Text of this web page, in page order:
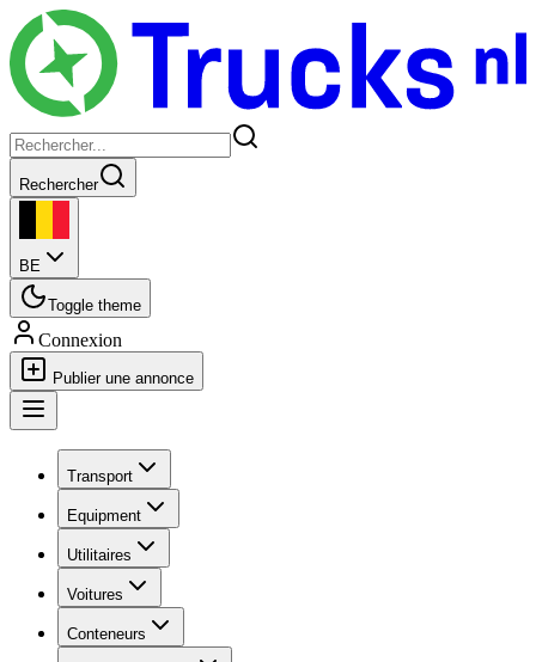
Rechercher
BE
Toggle theme
Connexion
Publier une annonce
Transport
Equipment
Utilitaires
Voitures
Conteneurs